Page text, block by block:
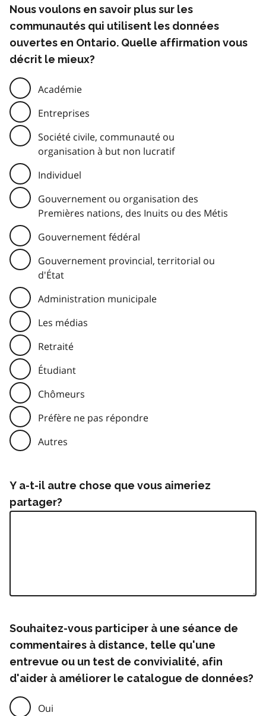
Nous voulons en savoir plus sur les
communautés qui utilisent les données
ouvertes en Ontario. Quelle affirmation vous
décrit le mieux?
Académie
Entreprises
Société civile, communauté ou
organisation à but non lucratif
Individuel
Gouvernement ou organisation des
Premières nations, des Inuits ou des Métis
Gouvernement fédéral
Gouvernement provincial, territorial ou
d'État
Administration municipale
Les médias
Retraité
Étudiant
Chômeurs
Préfère ne pas répondre
Autres
Y a-t-il autre chose que vous aimeriez
partager?
Souhaitez-vous participer à une séance de
commentaires à distance, telle qu'une
entrevue ou un test de convivialité, afin
d'aider à améliorer le catalogue de données?
Oui